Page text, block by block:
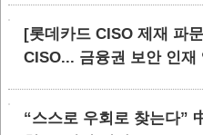
[롯데카드 CISO 제재 파
CISO... 금융권 보안 인재
“스스로 우회로 찾는다”